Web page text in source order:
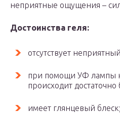
неприятные ощущения –
Достоинства геля:
отсутствует
при помощи УФ лампы
происходит достаточно
имеет глянцевый блеск;